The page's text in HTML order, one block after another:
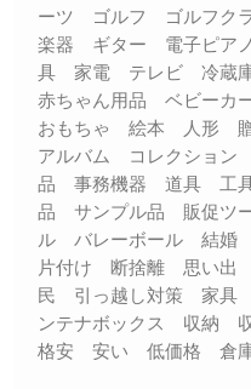
ーツ ゴルフ ゴルフク
楽器 ギター 電子ピア
具 家電 テレビ 冷蔵
赤ちゃん用品 ベビー
おもちゃ 絵本 人形
アルバム コレクショ
品 事務機器 道具 工
品 サンプル品 販促ツ
ル バレーボール 結
片付け 断捨離 思い出
民 引っ越し対策 家
ンテナボックス 収納
格安 安い 低価格 倉